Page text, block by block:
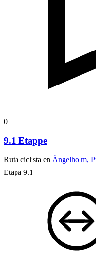
0
9.1 Etappe
Ruta ciclista en Ängelholm,
Etapa 9.1